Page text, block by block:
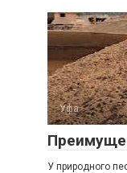
Уфа
У природного